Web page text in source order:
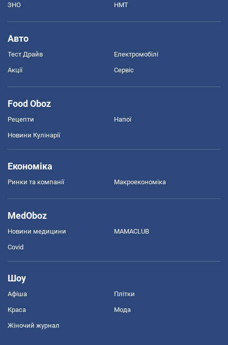
ЗНО НМТ
Авто
Тест Драйв Електромобілі
Акції Сервіс
Food Oboz
Рецепти Напої
Новини Кулінарії
Економіка
Ринки та компанії Макроекономіка
MedOboz
Новини медицини MAMACLUB
Covid
Шоу
Афіша Плітки
Краса Мода
Жіночий журнал